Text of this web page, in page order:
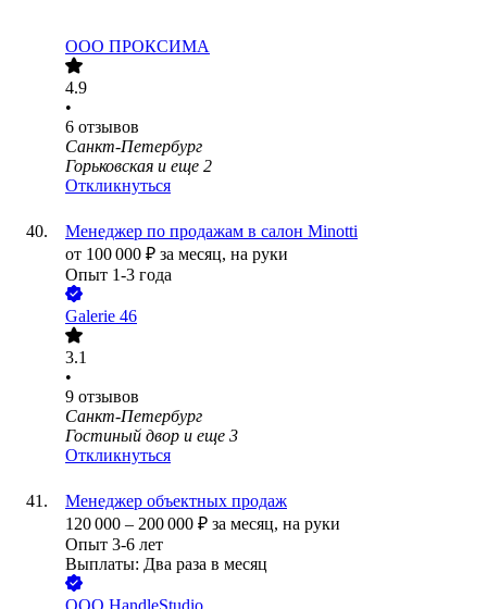
ООО ПРОКСИМА
4.9
•
6 отзывов
Санкт-Петербург
Горьковская и еще 2
Откликнуться
Менеджер по продажам в салон Minotti
от 100 000 ₽ за месяц, на руки
Опыт 1-3 года
Galerie 46
3.1
•
9 отзывов
Санкт-Петербург
Гостиный двор и еще 3
Откликнуться
Менеджер объектных продаж
120 000 – 200 000 ₽ за месяц, на руки
Опыт 3-6 лет
Выплаты: Два раза в месяц